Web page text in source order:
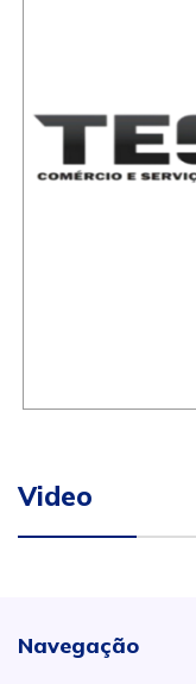
Video
Navegação